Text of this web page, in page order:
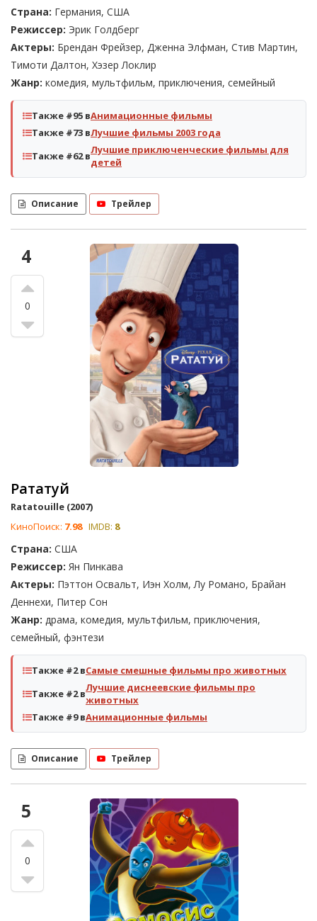
Страна: Германия, США
Режиссер: Эрик Голдберг
Актеры: Брендан Фрейзер, Дженна Элфман, Стив Мартин,
Тимоти Далтон, Хэзер Локлир
Жанр: комедия, мультфильм, приключения, семейный
Также #95 вАнимационные фильмы
Также #73 вЛучшие фильмы 2003 года
Также #62 вЛучшие приключенческие фильмы для
детей
Описание Трейлер
4
0
Рататуй
Ratatouille (2007)
КиноПоиск: 7.98 IMDB: 8
Страна: США
Режиссер: Ян Пинкава
Актеры: Пэттон Освальт, Иэн Холм, Лу Романо, Брайан
Деннехи, Питер Сон
Жанр: драма, комедия, мультфильм, приключения,
семейный, фэнтези
Также #2 вСамые смешные фильмы про животных
Также #2 вЛучшие диснеевские фильмы про
животных
Также #9 вАнимационные фильмы
Описание Трейлер
5
0